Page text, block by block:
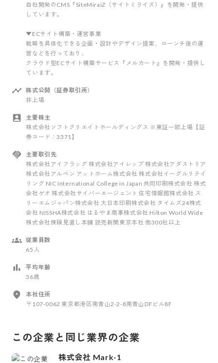
自社開発のCMS『SiteMiraiZ（サイトミライズ）』を開発・提供
しています。
▼ECサイト構築・運営事業
戦略を具体化できる企画・設計やデザイン提案、ローンチ後の運
営などを行っており、
クラウド型ECサイト構築サービス『メルカート』を開発・提供し
ています。
株式公開（証券取引所）
非上場
主要株主
株式会社ソフトクリエイトホールディングス ※東証一部上場【証
券コード：3371】
主要取引先
株式会社アイフラッグ 株式会社アイレップ 株式会社アダストリア
株式会社アルペン アットホーム株式会社 株式会社イーグルリテイ
リング NIC International College in Japan 共同印刷株式会社 株式
会社ゲオ 株式会社サイバーエージェント 住宅情報館株式会社 ス
リーエムジャパン株式会社 大日本印刷株式会社 タイムズ24株式
会社 NISSHA株式会社 はるやま商事株式会社 Hilton World Wide
株式会社保険見直し本舗 読売新聞東京本社 他300社以上
従業員数
65人
平均年齢
36歳
本社住所
〒107-0062 東京都港区南青山2-2-8南青山DFビル8F
この企業と同じ業界の企業
株式会社 Mark-1